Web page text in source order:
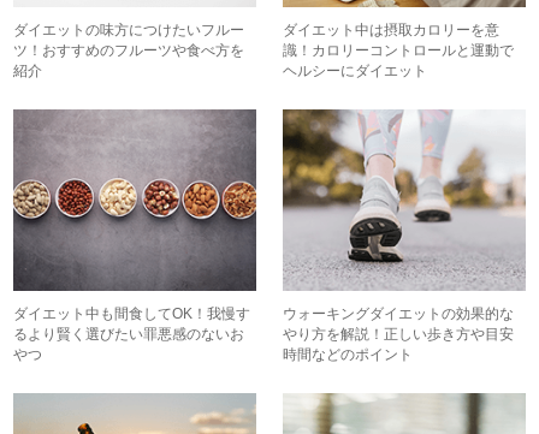
ダイエットの味方につけたいフルー
ツ！おすすめのフルーツや食べ方を
紹介
ダイエット中は摂取カロリーを意
識！カロリーコントロールと運動で
ヘルシーにダイエット
ダイエット中も間食してOK！我慢す
るより賢く選びたい罪悪感のないお
やつ
ウォーキングダイエットの効果的な
やり方を解説！正しい歩き方や目安
時間などのポイント